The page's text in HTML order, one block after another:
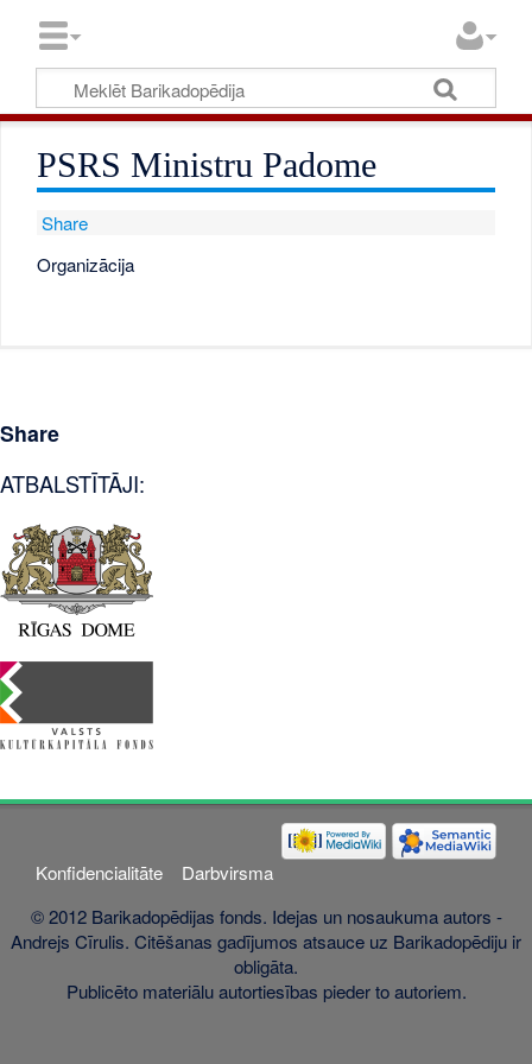
PSRS Ministru Padome
Share
Organizācija
Share
ATBALSTĪTĀJI:
Konfidencialitāte
Darbvirsma
© 2012 Barikadopēdijas fonds. Idejas un nosaukuma autors -
Andrejs Cīrulis. Citēšanas gadījumos atsauce uz Barikadopēdiju ir
obligāta.
Publicēto materiālu autortiesības pieder to autoriem.